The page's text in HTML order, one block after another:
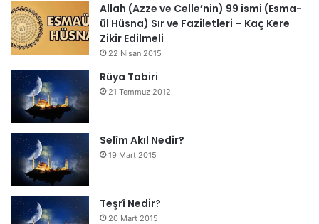
Allah (Azze ve Celle’nin) 99 ismi (Esma-
ül Hüsna) Sır ve Faziletleri – Kaç Kere
Zikir Edilmeli
22 Nisan 2015
Rüya Tabiri
21 Temmuz 2012
Selîm Akıl Nedir?
19 Mart 2015
Teşrî Nedir?
20 Mart 2015